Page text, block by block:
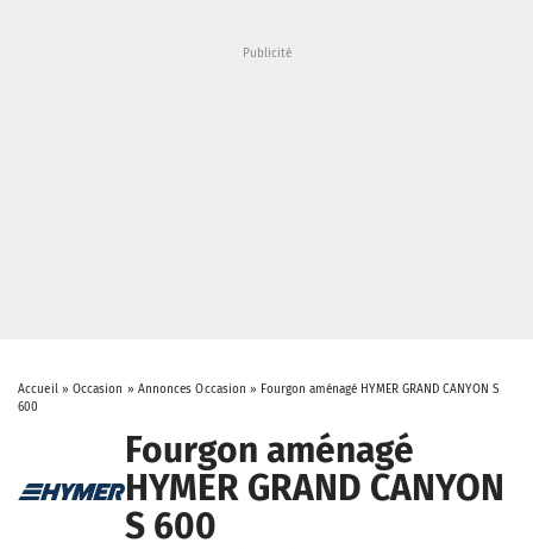
Accueil» Occasion » Annonces Occasion » Fourgon aménagé HYMER GRAND CANYON S
600
Fourgon aménagé
HYMER GRAND CANYON
S 600